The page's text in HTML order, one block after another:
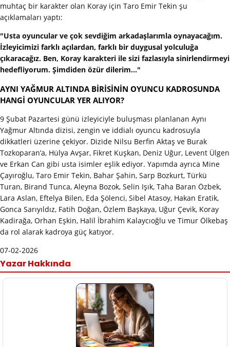
muhtaç bir karakter olan Koray için Taro Emir Tekin şu
açıklamaları yaptı:
"Usta oyuncular ve çok sevdiğim arkadaşlarımla oynayacağım.
İzleyicimizi farklı açılardan, farklı bir duygusal yolculuğa
çıkaracağız. Ben, Koray karakteri ile sizi fazlasıyla sinirlendirmeyi
hedefliyorum. Şimdiden özür dilerim..."
AYNI YAĞMUR ALTINDA BİRİSİNİN OYUNCU KADROSUNDA
HANGİ OYUNCULAR YER ALIYOR?
9 Şubat Pazartesi günü izleyiciyle buluşması planlanan Aynı
Yağmur Altında dizisi, zengin ve iddialı oyuncu kadrosuyla
dikkatleri üzerine çekiyor. Dizide Nilsu Berfin Aktaş ve Burak
Tozkoparan’a, Hülya Avşar, Fikret Kuşkan, Deniz Uğur, Levent Ülgen
ve Erkan Can gibi usta isimler eşlik ediyor. Yapımda ayrıca Mine
Çayıroğlu, Taro Emir Tekin, Bahar Şahin, Sarp Bozkurt, Türkü
Turan, Birand Tunca, Aleyna Bozok, Selin Işık, Taha Baran Özbek,
Lara Aslan, Eftelya Bilen, Eda Şölenci, Sibel Atasoy, Hakan Eratik,
Gonca Sarıyıldız, Fatih Doğan, Özlem Başkaya, Uğur Çevik, Koray
Kadirağa, Orhan Eşkin, Halil İbrahim Kalaycıoğlu ve Timur Ölkebaş
da rol alarak kadroya güç katıyor.
07-02-2026
Yazar Hakkında